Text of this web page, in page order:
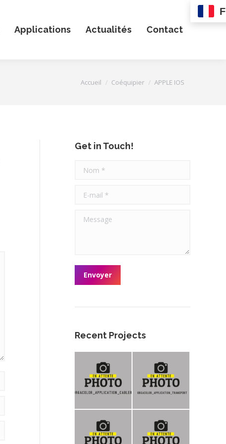
Applications Actualités Contact
Vous êtes ici :
Accueil Coéquipier APPLE IOS
Get in Touch!
Nom *
E-mail *
Message
Envoyer
Recent Projects